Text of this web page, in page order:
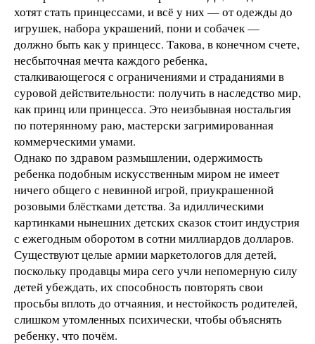
хотят стать принцессами, и всё у них — от одежды до
игрушек, набора украшений, пони и собачек —
должно быть как у принцесс. Такова, в конечном счете,
несбыточная мечта каждого ребенка,
сталкивающегося с ограничениями и страданиями в
суровой действительности: получить в наследство мир,
как принц или принцесса. Это неизбывная ностальгия
по потерянному раю, мастерски загримированная
коммерческими умами.
Однако по здравом размышлении, одержимость
ребенка подобным искусственным миром не имеет
ничего общего с невинной игрой, приукрашенной
розовыми блёстками детства. За идиллическими
картинками нынешних детских сказок стоит индустрия
с ежегодным оборотом в сотни миллиардов долларов.
Существуют целые армии маркетологов для детей,
поскольку продавцы мира сего учли непомерную силу
детей убеждать, их способность повторять свои
просьбы вплоть до отчаяния, и нестойкость родителей,
слишком утомленных психически, чтобы объяснять
ребенку, что почём.